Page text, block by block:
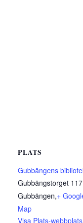
PLATS
Gubbängens
Gubbängstorget 117
Gubbängen,+
Map
Visa Plats-webbplats